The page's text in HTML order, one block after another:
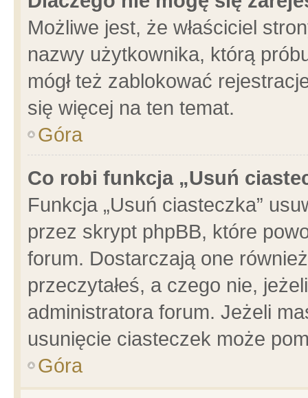
Możliwe jest, że właściciel
nazwy użytkownika, którą
mógł też zablokować
się więcej na ten temat.
Góra
Co robi funkcja „Usuń
Funkcja „Usuń ciasteczka”
przez skrypt phpBB, które
forum. Dostarczają one
przeczytałeś, a czego nie,
administratora forum. Jeżeli
usunięcie ciasteczek może
Góra